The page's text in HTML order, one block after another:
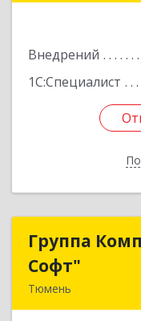
Внедрений
1С:Специалист
Группа
Софт"
Тюмень